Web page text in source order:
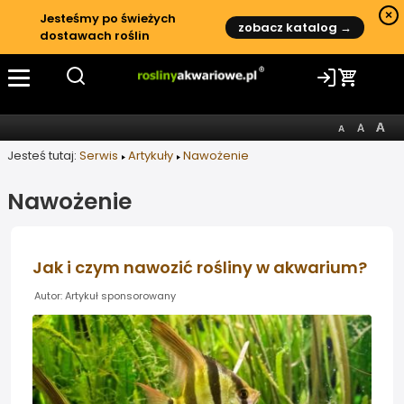
Jesteśmy po świeżych
dostawach roślin
zobacz katalog →
×
Jesteś tutaj: Serwis Artykuły Nawożenie
Nawożenie
Jak i czym nawozić rośliny w akwarium?
Autor: Artykuł sponsorowany